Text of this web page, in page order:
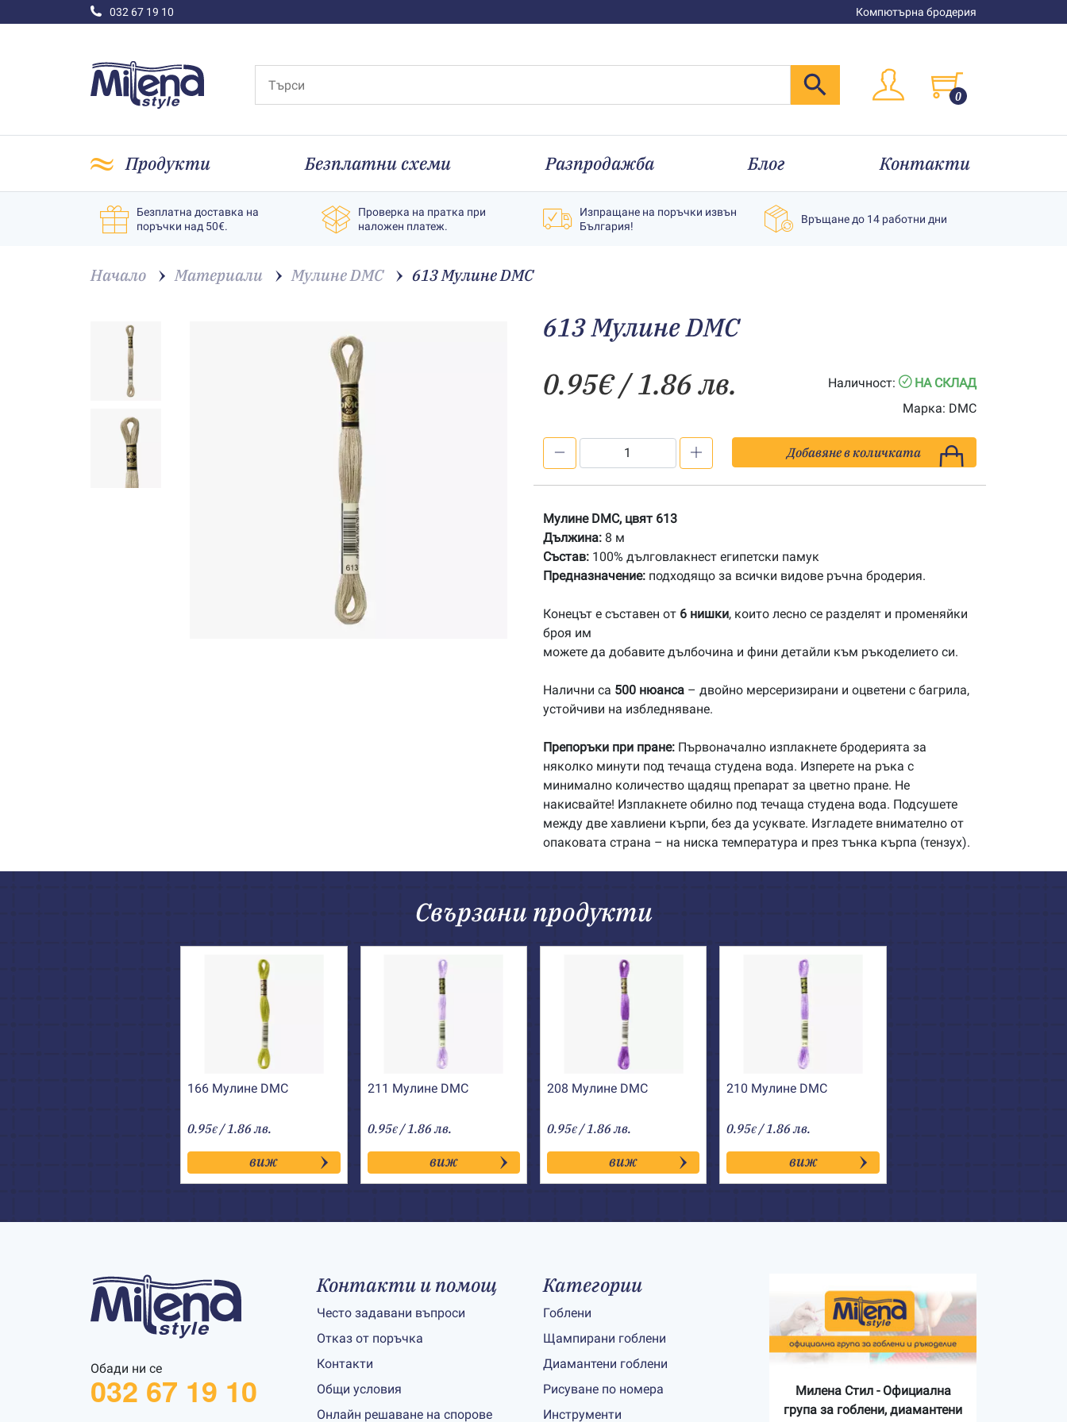
032 67 19 10 Компютърна бродерия
0
Продукти Безплатни схеми Разпродажба Блог Контакти
Безплатна доставка на
поръчки над 50€.
Проверка на пратка при
наложен платеж.
Изпращане на поръчки извън
България!
Връщане до 14 работни дни
Начало Материали Мулине DMC 613 Мулине DMC
613 Мулине DMC
0.95€/ 1.86 лв. Наличност:
НА СКЛАД
Марка: DMC
Мулине
DMC
Добавяне в количката
Мулине DMC, цвят 613
Дължина: 8 м
Състав: 100% дълговлакнест египетски памук
Предназначение: подходящо за всички видове ръчна бродерия.
Конецът е съставен от 6 нишки, които лесно се разделят и променяйки
броя им
можете да добавите дълбочина и фини детайли към ръкоделието си.
Налични са 500 нюанса – двойно мерсеризирани и оцветени с багрила,
устойчиви на избледняване.
Препоръки при пране: Първоначално изплакнете бродерията за
няколко минути под течаща студена вода. Изперете на ръка с
минимално количество щадящ препарат за цветно пране. Не
накисвайте! Изплакнете обилно под течаща студена вода. Подсушете
между две хавлиени кърпи, без да усуквате. Изгладете внимателно от
опаковата страна – на ниска температура и през тънка кърпа (тензух).
Свързани продукти
166 Мулине DMC
0.95€ / 1.86 лв.
виж
211 Мулине DMC
0.95€/ 1.86 лв.
виж
208 Мулине DMC
0.95€ / 1.86 лв.
виж
210 Мулине DMC
0.95€ / 1.86 лв.
виж
Обади ни се
032 67 19 10
Контакти и помощ
Често задавани въпроси
Отказ от поръчка
Контакти
Общи условия
Онлайн решаване на спорове
Категории
Гоблени
Щампирани гоблени
Диамантени гоблени
Рисуване по номера
Инструменти
Милена Стил - Официална
група за гоблени, диамантени